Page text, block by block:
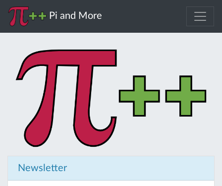
Pi and More
Newsletter